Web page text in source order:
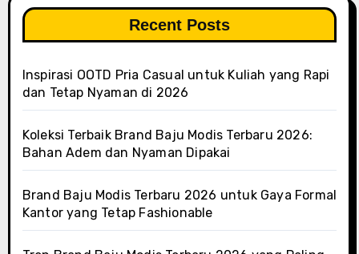
Recent Posts
Inspirasi OOTD Pria Casual untuk Kuliah yang Rapi
dan Tetap Nyaman di 2026
Koleksi Terbaik Brand Baju Modis Terbaru 2026:
Bahan Adem dan Nyaman Dipakai
Brand Baju Modis Terbaru 2026 untuk Gaya Formal
Kantor yang Tetap Fashionable